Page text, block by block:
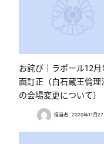
お詫び｜ラポール12月
面訂正（白石蔵王倫理
の会場変更について）
担当者 2020年11月27